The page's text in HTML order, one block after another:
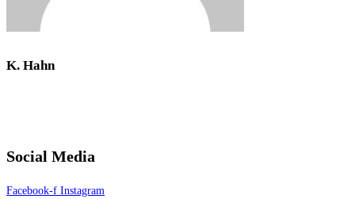
K. Hahn
Social Media
Facebook-f Instagram